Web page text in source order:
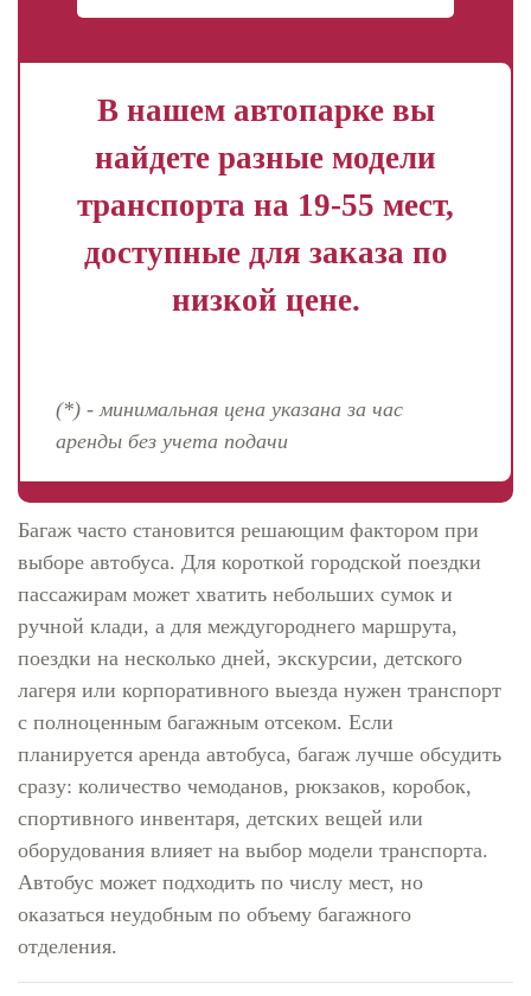
В нашем автопарке вы
найдете разные модели
транспорта на 19-55 мест,
доступные для заказа по
низкой цене.
(*) - минимальная цена указана за час
аренды без учета подачи
Багаж часто становится решающим фактором при
выборе автобуса. Для короткой городской поездки
пассажирам может хватить небольших сумок и
ручной клади, а для междугороднего маршрута,
поездки на несколько дней, экскурсии, детского
лагеря или корпоративного выезда нужен транспорт
с полноценным багажным отсеком. Если
планируется аренда автобуса, багаж лучше обсудить
сразу: количество чемоданов, рюкзаков, коробок,
спортивного инвентаря, детских вещей или
оборудования влияет на выбор модели транспорта.
Автобус может подходить по числу мест, но
оказаться неудобным по объему багажного
отделения.